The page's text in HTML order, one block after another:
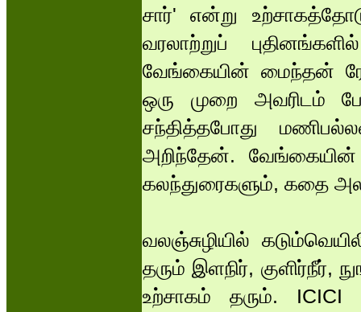
சார்' என்று
வரலாற்றுப்
வேங்கையின் மைந்தன்
ஒரு முறை அவரிடம்
சந்தித்தபோது
அறிந்தேன்.
கலந்துரைகளும், கதை
வலஞ்சுழியில்
தரும் இளநிர், குளிர்நீர்,
உற்சாகம் தரும். ICICI